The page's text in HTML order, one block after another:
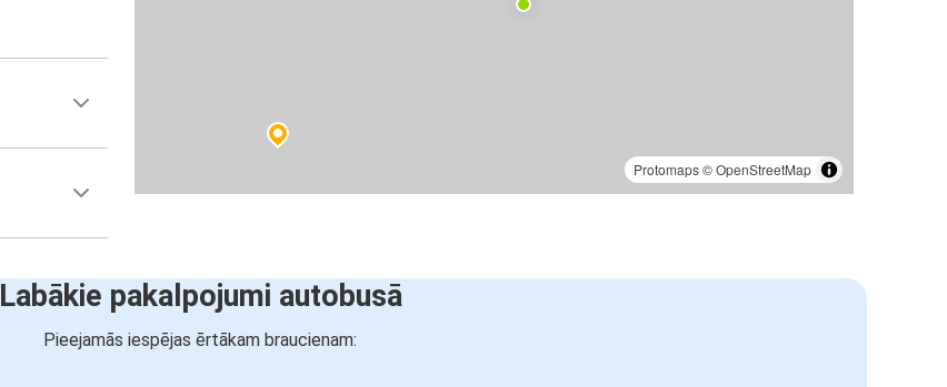
Protomaps©OpenStreetMap
Labākie pakalpojumi autobusā
Pieejamās iespējas ērtākam braucienam: